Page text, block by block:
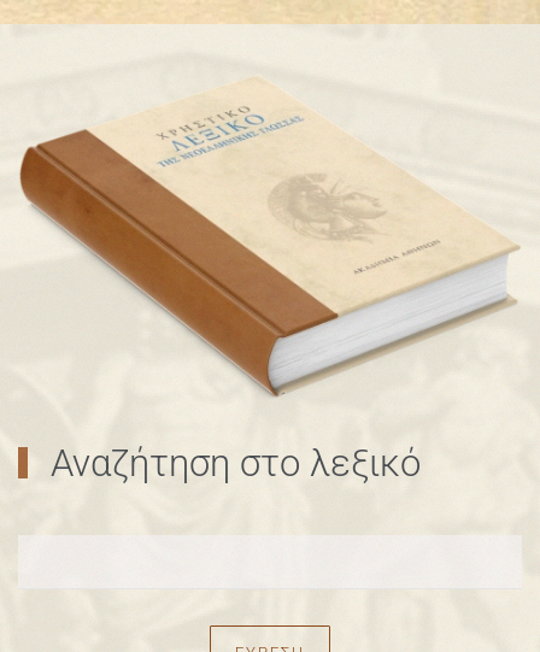
Αναζήτηση στο λεξικό